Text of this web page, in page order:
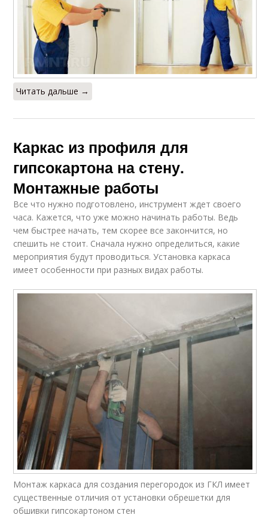
Читать дальше →
Каркас из профиля для
гипсокартона на стену.
Монтажные работы
Все что нужно подготовлено, инструмент ждет своего
часа. Кажется, что уже можно начинать работы. Ведь
чем быстрее начать, тем скорее все закончится, но
спешить не стоит. Сначала нужно определиться, какие
мероприятия будут проводиться. Установка каркаса
имеет особенности при разных видах работы.
Монтаж каркаса для создания перегородок из ГКЛ имеет
существенные отличия от установки обрешетки для
обшивки гипсокартоном стен